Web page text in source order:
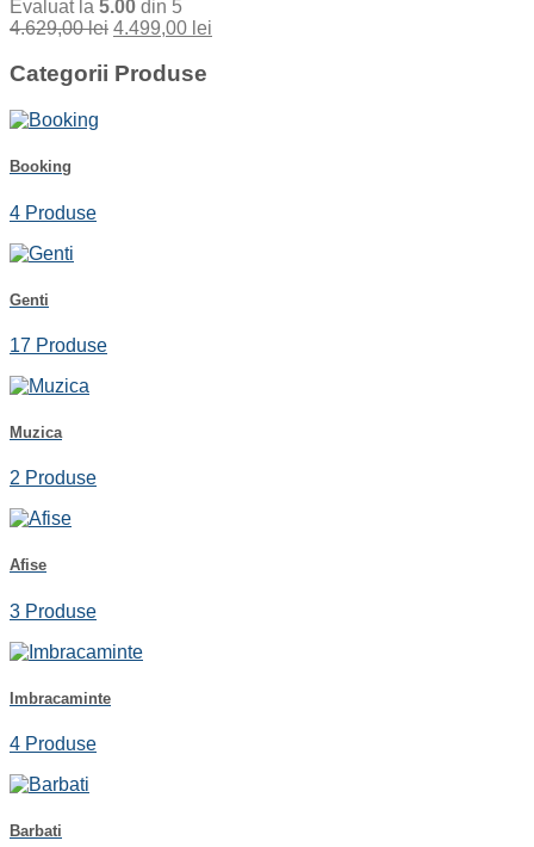
Evaluat la 5.00 din 5
4.629,00lei 4.499,00 lei
Categorii Produse
Booking
4 Produse
Genti
17 Produse
Muzica
2 Produse
Afise
3 Produse
Imbracaminte
4 Produse
Barbati